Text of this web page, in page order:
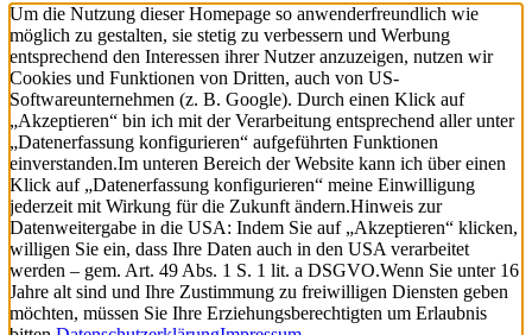
Um die Nutzung dieser Homepage so anwenderfreundlich wie
möglich zu gestalten, sie stetig zu verbessern und Werbung
entsprechend den Interessen ihrer Nutzer anzuzeigen, nutzen wir
Cookies und Funktionen von Dritten, auch von US-
Softwareunternehmen (z. B. Google). Durch einen Klick auf
„Akzeptieren“ bin ich mit der Verarbeitung entsprechend aller unter
„Datenerfassung konfigurieren“ aufgeführten Funktionen
einverstanden.Im unteren Bereich der Website kann ich über einen
Klick auf „Datenerfassung konfigurieren“ meine Einwilligung
jederzeit mit Wirkung für die Zukunft ändern.Hinweis zur
Datenweitergabe in die USA: Indem Sie auf „Akzeptieren“ klicken,
willigen Sie ein, dass Ihre Daten auch in den USA verarbeitet
werden – gem. Art. 49 Abs. 1 S. 1 lit. a DSGVO.Wenn Sie unter 16
Jahre alt sind und Ihre Zustimmung zu freiwilligen Diensten geben
möchten, müssen Sie Ihre Erziehungsberechtigten um Erlaubnis